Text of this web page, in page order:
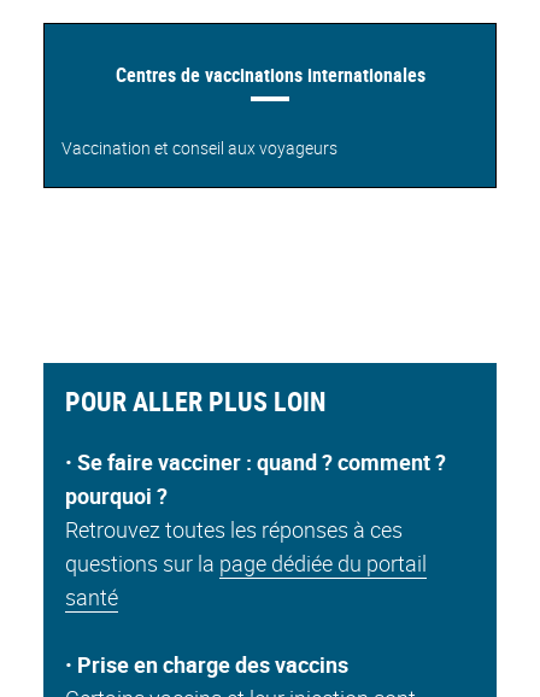
Centres de vaccinations internationales
Vaccination et conseil aux voyageurs
POUR ALLER PLUS LOIN
• Se faire vacciner : quand ? comment ?
pourquoi ?
Retrouvez toutes les réponses à ces
questions sur la page dédiée du portail
santé
• Prise en charge des vaccins